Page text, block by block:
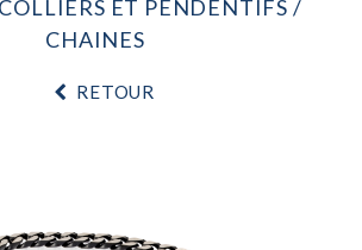
ET PENDENTIFS
CHAINES
RETOUR